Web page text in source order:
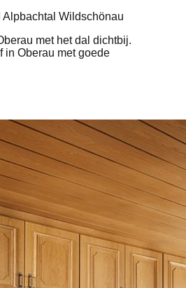
Alpbachtal Wildschönau
met het dal dichtbij.
in Oberau met goede